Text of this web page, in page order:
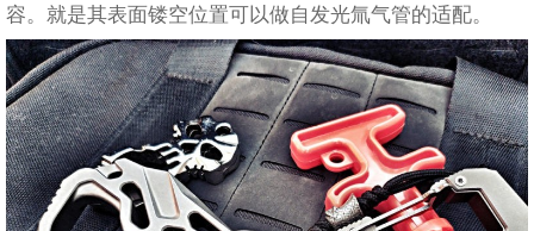
容。就是其表面镂空位置可以做自发光氚气管的适配。